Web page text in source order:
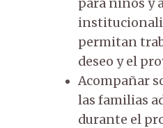
para niños y
permitan
deseo y el
Acompañar
las familias
durante el